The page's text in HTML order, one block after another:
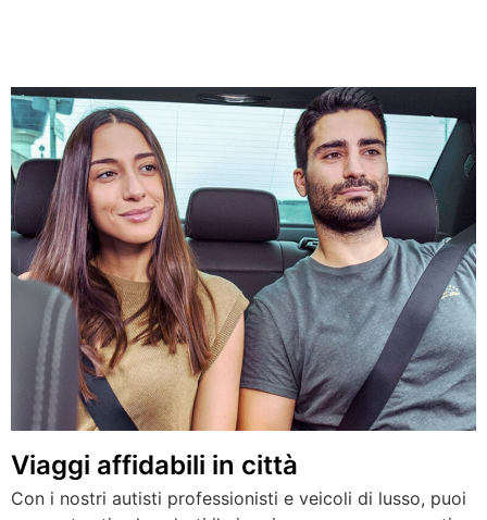
Viaggi affidabili in città
Con i nostri autisti professionisti e veicoli di lusso, puoi